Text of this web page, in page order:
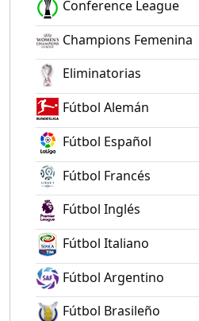
Conference League
Champions Femenina
Eliminatorias
Fútbol Alemán
Fútbol Español
Fútbol Francés
Fútbol Inglés
Fútbol Italiano
Fútbol Argentino
Fútbol Brasileño